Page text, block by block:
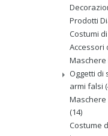
Prodotti
Costumi
Accessori
Maschere
Oggetti di
armi falsi
(14)
Costume